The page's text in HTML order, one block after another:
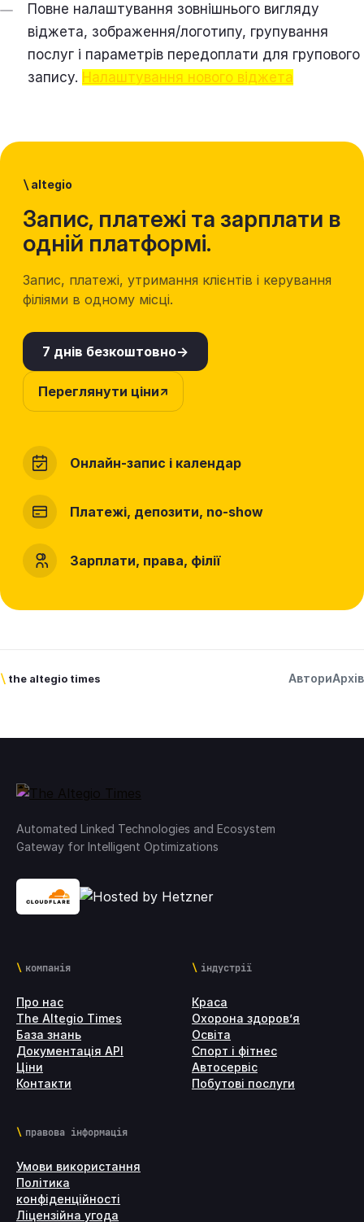
Повне налаштування зовнішнього вигляду
віджета, зображення/логотипу, групування
послуг і параметрів передоплати для групового
запису. Налаштування нового віджета
\ altegio
Запис, платежі та зарплати в
одній платформі.
Запис, платежі, утримання клієнтів і керування
філіями в одному місці.
7 днів безкоштовно
Переглянути ціни
Онлайн-запис і календар
Платежі, депозити, no-show
Зарплати, права, філії
\ the altegio times АвториАрхів
Automated Linked Technologies and Ecosystem
Gateway for Intelligent Optimizations
компанія
Про нас
The Altegio Times
База знань
Документація API
Ціни
Контакти
індустрії
Краса
Охорона здоров’я
Освіта
Спорт і фітнес
Автосервіс
Побутові послуги
правова інформація
Умови використання
Політика
конфіденційності
Ліцензійна угода